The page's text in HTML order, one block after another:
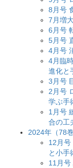
8月号
7月増
6月号
5月号
4月号
4月臨
進化と
3月号
2月号
学ぶ手
1月号
合の工
2024年（78巻
12月号
と小手
11月号